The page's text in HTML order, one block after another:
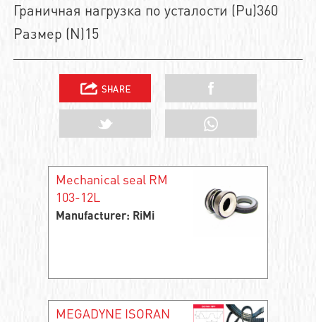
Граничная нагрузка по усталости (Pu)360
Размер (N)15
Mechanical seal RM
103-12L
Manufacturer: RiMi
MEGADYNE ISORAN